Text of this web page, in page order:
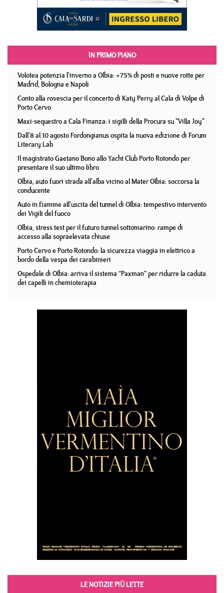
IN PRIMO PIANO
Volotea potenzia l'inverno a Olbia: +75% di posti e nuove rotte per
Madrid, Bologna e Napoli
Conto alla rovescia per il concerto di Katy Perry al Cala di Volpe di
Porto Cervo
Maxi-sequestro a Cala Finanza: i sigilli della Procura su "Villa Joy"
Dall'8 al 10 agosto Fordongianus ospita la nuova edizione di Forum
Literary Lab
Il magistrato Gaetano Bono allo Yacht Club Porto Rotondo per
presentare il suo ultimo libro
Olbia, auto fuori strada all'alba vicino al Mater Olbia: soccorsa la
conducente
Auto in fiamme all'uscita del tunnel di Olbia: tempestivo intervento
dei Vigili del fuoco
Olbia, stress test per il futuro tunnel sottomarino: rampe di
accesso alla sopraelevata chiuse
Porto Cervo e Porto Rotondo: la sicurezza viaggia in elettrico a
bordo della vespa dei carabinieri
Ospedale di Olbia: arriva il sistema “Paxman” per ridurre la caduta
dei capelli in chemioterapia
LE NOTIZIE PIÙ LETTE